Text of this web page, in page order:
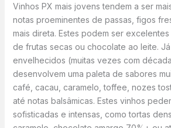
Vinhos PX mais jovens tendem a ser
notas proeminentes de passas, figos
mais direta. Estes podem ser
de frutas secas ou chocolate ao leite. Já
envelhecidos (muitas vezes com
desenvolvem uma paleta de sabores
café, cacau, caramelo, toffee, nozes
até notas balsâmicas. Estes vinhos
sofisticadas e intensas, como tortas